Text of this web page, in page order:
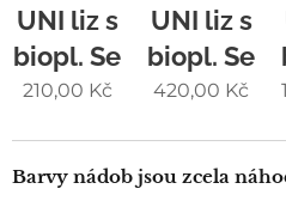
UNI liz s
biopl. Se
210,00 Kč
UNI liz s
biopl. Se
420,00 Kč
Barvy nádob jsou zcela